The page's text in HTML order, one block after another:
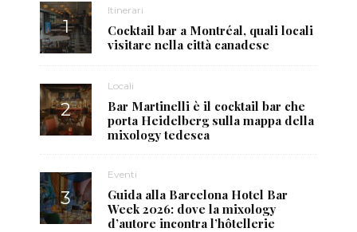
Itinerari
Cocktail bar a Montréal, quali locali
visitare nella città canadese
Locali
Bar Martinelli è il cocktail bar che
porta Heidelberg sulla mappa della
mixology tedesca
Eventi
Guida alla Barcelona Hotel Bar
Week 2026: dove la mixology
d’autore incontra l’hôtellerie